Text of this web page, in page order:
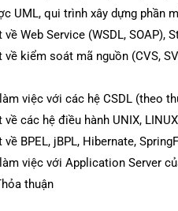
UML, qui trình xây dựng phần
về Web Service (WSDL, SOAP),
về kiểm soát mã nguồn (CVS,
việc với các hệ CSDL (theo
về các hệ điều hành UNIX, LINUX
về BPEL, jBPL, Hibernate,
việc với Application Server
thuận